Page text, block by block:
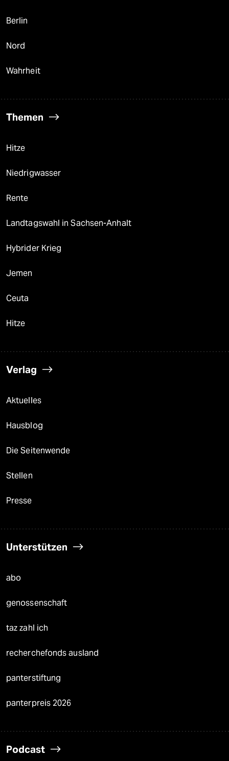
Berlin
Nord
Wahrheit
Themen
Hitze
Niedrigwasser
Rente
Landtagswahl in Sachsen-Anhalt
Hybrider Krieg
Jemen
Ceuta
Hitze
Verlag
Aktuelles
Hausblog
Die Seitenwende
Stellen
Presse
Unterstützen
abo
genossenschaft
taz zahl ich
recherchefonds ausland
panterstiftung
panterpreis 2026
Podcast